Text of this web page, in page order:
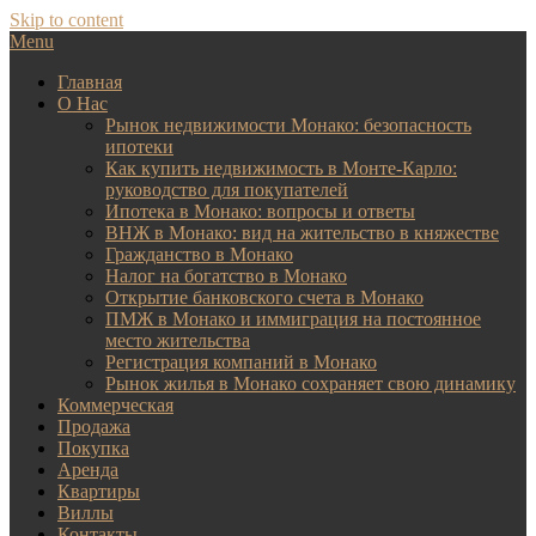
Skip to content
Menu
Главная
О Нас
Рынок недвижимости Монако: безопасность
ипотеки
Как купить недвижимость в Монте-Карло:
руководство для покупателей
Ипотека в Монако: вопросы и ответы
ВНЖ в Монако: вид на жительство в княжестве
Гражданство в Монако
Налог на богатство в Монако
Открытие банковского счета в Монако
ПМЖ в Монако и иммиграция на постоянное
место жительства
Регистрация компаний в Монако
Рынок жилья в Монако сохраняет свою динамику
Коммерческая
Продажа
Покупка
Аренда
Квартиры
Виллы